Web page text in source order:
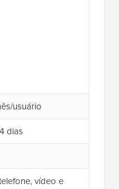
usuário
dias
vídeo e